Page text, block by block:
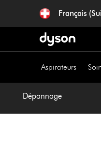
pages
Français
Aspirateurs
Dépannage